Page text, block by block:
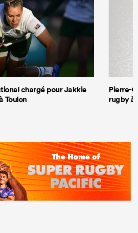
chargé pour Jakkie
Toulon
Pierre-
rugby à